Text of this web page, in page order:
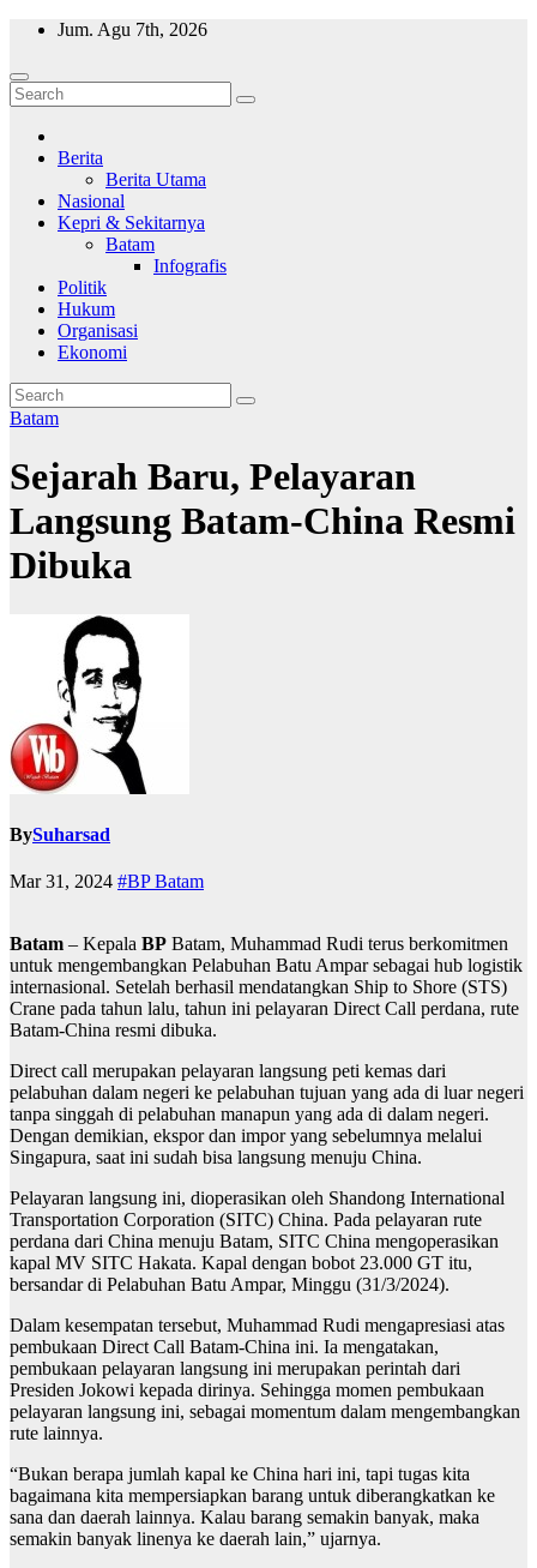
Skip
content
Jum. Agu 7th, 2026
Wajah Batam
CCTV nya kota Batam
Berita
Berita Utama
Nasional
Kepri & Sekitarnya
Batam
Infografis
Politik
Hukum
Organisasi
Ekonomi
Batam
Sejarah Baru, Pelayaran
Langsung Batam-China Resmi
Dibuka
BySuharsad
Mar 31, 2024 #BP Batam
Batam – Kepala BP Batam, Muhammad Rudi terus berkomitmen
untuk mengembangkan Pelabuhan Batu Ampar sebagai hub logistik
internasional. Setelah berhasil mendatangkan Ship to Shore (STS)
Crane pada tahun lalu, tahun ini pelayaran Direct Call perdana, rute
Batam-China resmi dibuka.
Direct call merupakan pelayaran langsung peti kemas dari
pelabuhan dalam negeri ke pelabuhan tujuan yang ada di luar negeri
tanpa singgah di pelabuhan manapun yang ada di dalam negeri.
Dengan demikian, ekspor dan impor yang sebelumnya melalui
Singapura, saat ini sudah bisa langsung menuju China.
Pelayaran langsung ini, dioperasikan oleh Shandong International
Transportation Corporation (SITC) China. Pada pelayaran rute
perdana dari China menuju Batam, SITC China mengoperasikan
kapal MV SITC Hakata. Kapal dengan bobot 23.000 GT itu,
bersandar di Pelabuhan Batu Ampar, Minggu (31/3/2024).
Dalam kesempatan tersebut, Muhammad Rudi mengapresiasi atas
pembukaan Direct Call Batam-China ini. Ia mengatakan,
pembukaan pelayaran langsung ini merupakan perintah dari
Presiden Jokowi kepada dirinya. Sehingga momen pembukaan
pelayaran langsung ini, sebagai momentum dalam mengembangkan
rute lainnya.
“Bukan berapa jumlah kapal ke China hari ini, tapi tugas kita
bagaimana kita mempersiapkan barang untuk diberangkatkan ke
sana dan daerah lainnya. Kalau barang semakin banyak, maka
semakin banyak linenya ke daerah lain,” ujarnya.